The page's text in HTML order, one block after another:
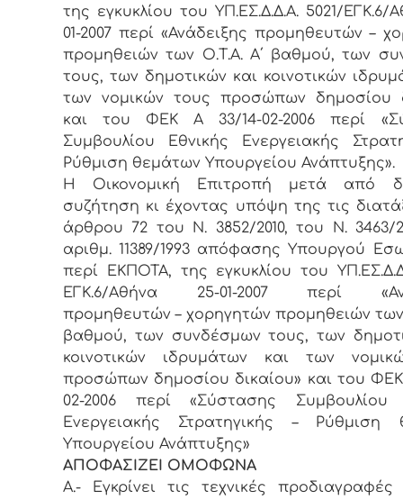
της εγκυκλίου του ΥΠ.ΕΣ.Δ.Δ.Α. 5021/ΕΓΚ.6/
01-2007 περί «Ανάδειξης προμηθευτών –
προμηθειών των Ο.Τ.Α. Α΄ βαθμού, των
τους, των δημοτικών και κοινοτικών
των νομικών τους προσώπων δημοσίου
και του ΦΕΚ Α 33/14-02-2006 περί
Συμβουλίου Εθνικής Ενεργειακής
Ρύθμιση θεμάτων Υπουργείου Ανάπτυξης».
Η Οικονομική Επιτροπή μετά από
συζήτηση κι έχοντας υπόψη της τις
άρθρου 72 του Ν. 3852/2010, του Ν. 3463/
αριθμ. 11389/1993 απόφασης Υπουργού
περί ΕΚΠΟΤΑ, της εγκυκλίου του
ΕΓΚ.6/Αθήνα 25-01-2007 περί
προμηθευτών – χορηγητών προμηθειών των
βαθμού, των συνδέσμων τους, των
κοινοτικών ιδρυμάτων και των
προσώπων δημοσίου δικαίου» και του
02-2006 περί «Σύστασης Συμβουλίου
Ενεργειακής Στρατηγικής – Ρύθμιση
Υπουργείου Ανάπτυξης»
ΑΠΟΦΑΣΙΖΕΙ ΟΜΟΦΩΝΑ
Α.- Εγκρίνει τις τεχνικές